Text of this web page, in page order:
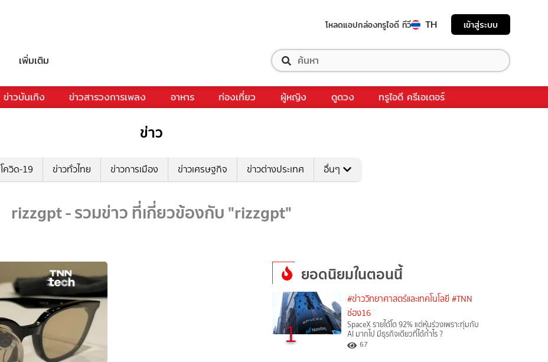
โหลดแอปกล่องทรูไอดี ทีวี TH เข้าสู่ระบบ
เพิ่มเติม
ข่าวบันเทิง ข่าวสารวงการเพลง อาหาร ท่องเที่ยว ผู้หญิง ดูดวง ทรูไอดี ครีเอเตอร์
ข่าว
โควิด-19 ข่าวทั่วไทย ข่าวการเมือง ข่าวเศรษฐกิจ ข่าวต่างประเทศ อื่นๆ
rizzgpt - รวมข่าว ที่เกี่ยวข้องกับ "rizzgpt"
ยอดนิยมในตอนนี้
1
#ข่าววิทยาศาสตร์และเทคโนโลยี #TNN
ช่อง16
SpaceX รายได้โต 92% แต่หุ้นร่วงเพราะทุ่มกับ
AI มากไป มีธุรกิจเดียวที่ได้กำไร ?
67